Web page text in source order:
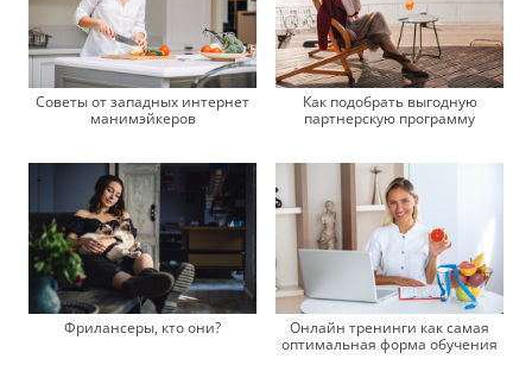
Советы от западных интернет
манимэйкеров
Как подобрать выгодную
партнерскую программу
Фрилансеры, кто они?
Онлайн тренинги как самая
оптимальная форма обучения